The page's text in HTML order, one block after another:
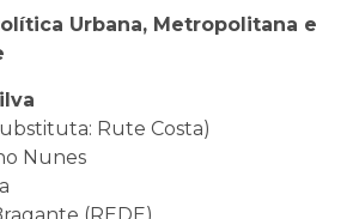
Urbana, Metropolitana e
Rute Costa)
Nunes
(REDE)